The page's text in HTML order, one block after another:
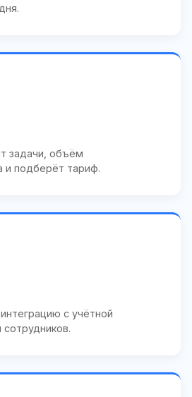
задачи, объём
и подберёт тариф.
с учётной